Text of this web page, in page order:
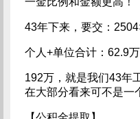
43年下来，要交：
个人+单位合计：62.9
192万，就是我们43年
在大部分看来可不是一